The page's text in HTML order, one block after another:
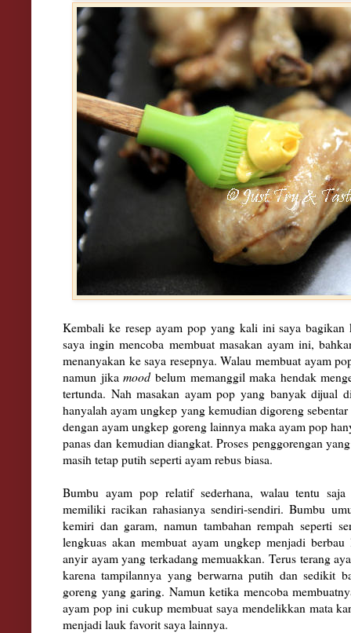
Kembali ke resep ayam pop yang kali ini saya bagikan
saya ingin mencoba membuat masakan ayam ini,
menanyakan ke saya resepnya. Walau membuat ayam
namun jika mood belum memanggil maka hendak
tertunda. Nah masakan ayampop yang banyak dijual
hanyalah ayam ungkep yangkemudian digoreng seb
dengan ayam ungkep goreng lainnya maka ayampop
panas dan kemudiandiangkat. Proses penggorengan
masih tetap putih seperti ayam rebus biasa.
Bumbu ayam pop relatif sederhana, walau tentu saja
memiliki racikanrahasianya sendiri-sendiri. Bumbu
kemiri dan garam, namun tambahan rempah seperti
lengkuas akan membuat ayam ungkep menjadi berbau
anyirayamyang terkadang memuakkan. Terus terang
karena tampilannya yang berwarna putih dan sedikit
goreng yang garing. Namunketika mencoba
ayam pop ini cukup membuat saya mendelikkan mata
menjadi laukfavorit saya lainnya.